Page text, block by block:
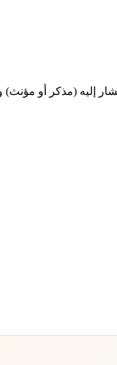
إليه (مذكر أو